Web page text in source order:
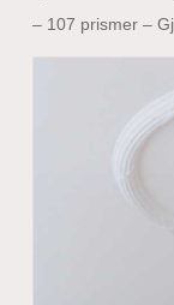
– 107 prismer –